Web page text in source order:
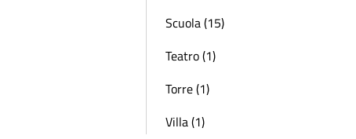
Scuola (15)
Teatro (1)
Torre (1)
Villa (1)